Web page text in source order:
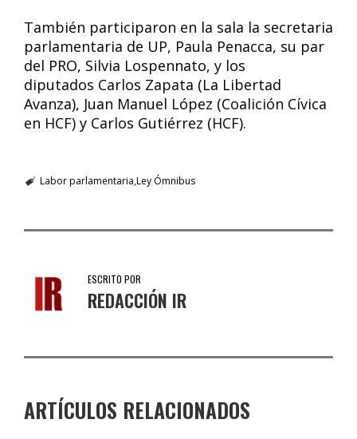
También participaron en la sala la secretaria
parlamentaria de UP, Paula Penacca, su par
del PRO, Silvia Lospennato, y los
diputados Carlos Zapata (La Libertad
Avanza), Juan Manuel López (Coalición Cívica
en HCF) y Carlos Gutiérrez (HCF).
Labor parlamentaria Ley Ómnibus
ESCRITO POR
REDACCIÓN IR
ARTÍCULOS RELACIONADOS